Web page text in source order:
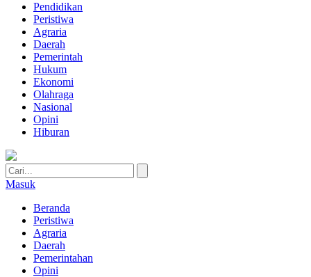
Pendidikan
Peristiwa
Agraria
Daerah
Pemerintah
Hukum
Ekonomi
Olahraga
Nasional
Opini
Hiburan
Masuk
Beranda
Peristiwa
Agraria
Daerah
Pemerintahan
Opini